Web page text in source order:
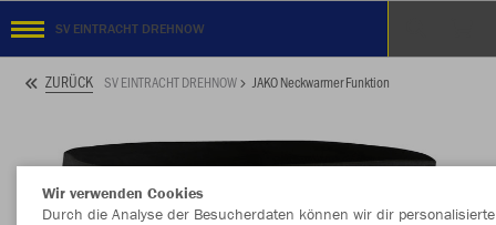
SV EINTRACHT DREHNOW
ZURÜCK SV EINTRACHT DREHNOW JAKO Neckwarmer Funktion
Wir verwenden Cookies
Durch die Analyse der Besucherdaten können wir dir personalisierte